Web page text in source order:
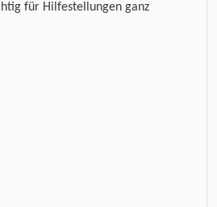
für Hilfestellungen ganz